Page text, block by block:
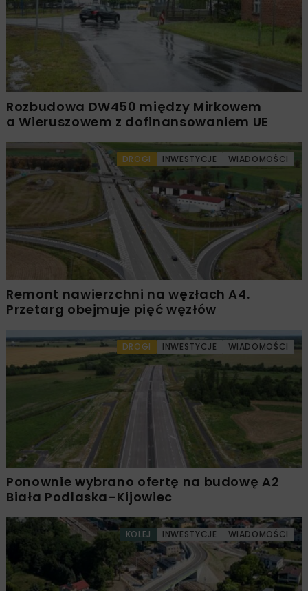
Rozbudowa DW450 między Mirkowem
a Wieruszowem z dofinansowaniem UE
DROGI INWESTYCJE WIADOMOŚCI
Remont nawierzchni na węzłach A4.
Przetarg obejmuje pięć węzłów
DROGI INWESTYCJE WIADOMOŚCI
Ponownie wybrano ofertę na budowę A2
Biała Podlaska–Kijowiec
KOLEJ INWESTYCJE WIADOMOŚCI